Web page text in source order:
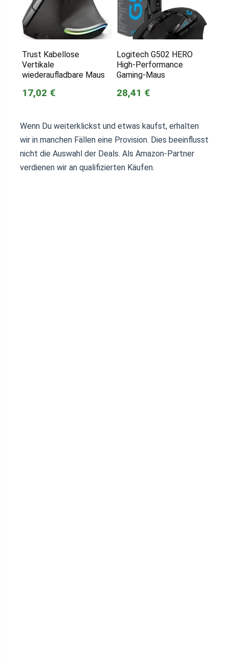
Trust Kabellose
Vertikale
wiederaufladbare Maus
17,02 €
Logitech G502 HERO
High-Performance
Gaming-Maus
28,41 €
Wenn Du weiterklickst und etwas kaufst, erhalten
wir in manchen Fällen eine Provision. Dies beeinflusst
nicht die Auswahl der Deals. Als Amazon-Partner
verdienen wir an qualifizierten Käufen.